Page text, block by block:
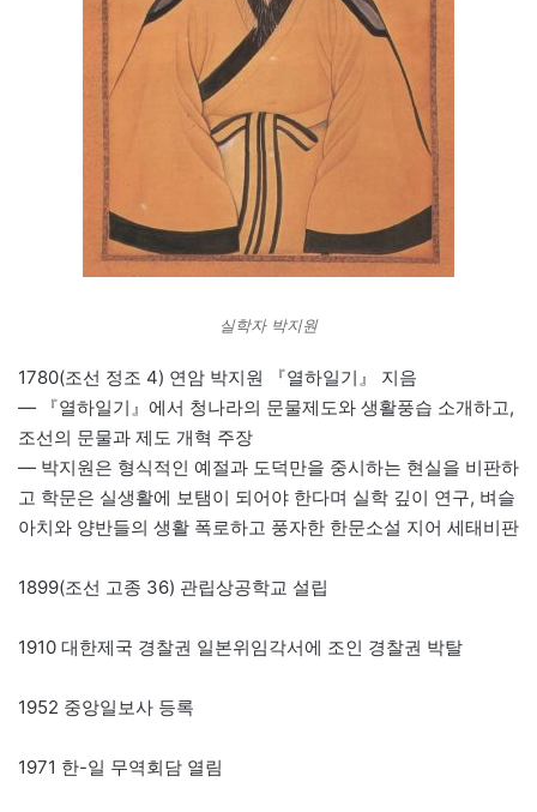
실학자 박지원
1780(조선 정조 4) 연암 박지원 『열하일기』 지음
— 『열하일기』에서 청나라의 문물제도와 생활풍습 소개하고,
조선의 문물과 제도 개혁 주장
— 박지원은 형식적인 예절과 도덕만을 중시하는 현실을 비판하
고 학문은 실생활에 보탬이 되어야 한다며 실학 깊이 연구, 벼슬
아치와 양반들의 생활 폭로하고 풍자한 한문소설 지어 세태비판
1899(조선 고종 36) 관립상공학교 설립
1910 대한제국 경찰권 일본위임각서에 조인 경찰권 박탈
1952 중앙일보사 등록
1971 한-일 무역회담 열림